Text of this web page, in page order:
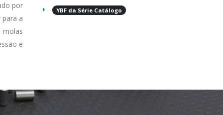
por
a
molas
e
YBF da Série Catálogo